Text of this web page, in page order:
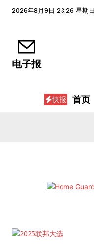
2026年8月9日 23:26 星期日
电子报
快报 首页